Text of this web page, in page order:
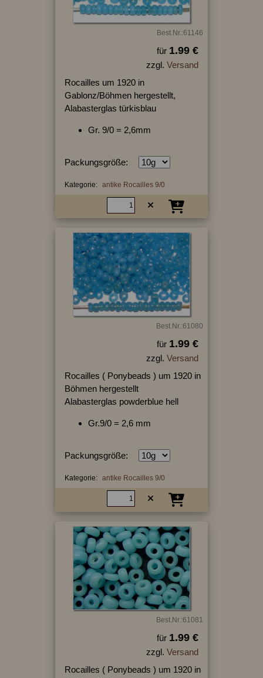
Best.Nr.:61146
für 1.99 €
zzgl. Versand
Rocailles um 1920 in
Gablonz/Böhmen hergestellt,
Alabasterglas türkisblau
Gr. 9/0 = 2,6mm
Packungsgröße:
Kategorie: antike Rocailles 9/0
Best.Nr.:61080
für 1.99 €
zzgl. Versand
Rocailles ( Ponybeads ) um 1920 in
Böhmen hergestellt
Alabasterglas powderblue hell
Gr.9/0 = 2,6 mm
Packungsgröße:
Kategorie: antike Rocailles 9/0
Best.Nr.:61081
für 1.99 €
zzgl. Versand
Rocailles ( Ponybeads ) um 1920 in